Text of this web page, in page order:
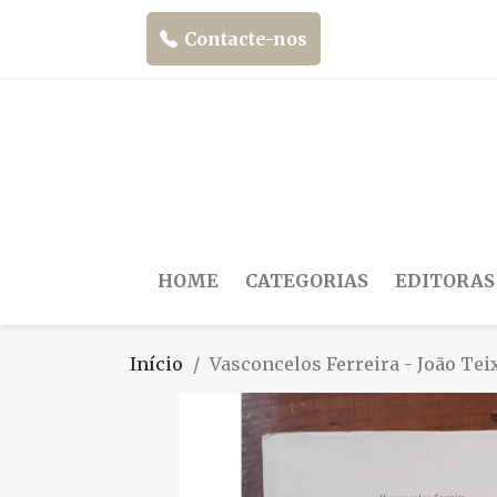
Contacte-nos
HOME CATEGORIAS EDITORAS
Início Vasconcelos Ferreira - João